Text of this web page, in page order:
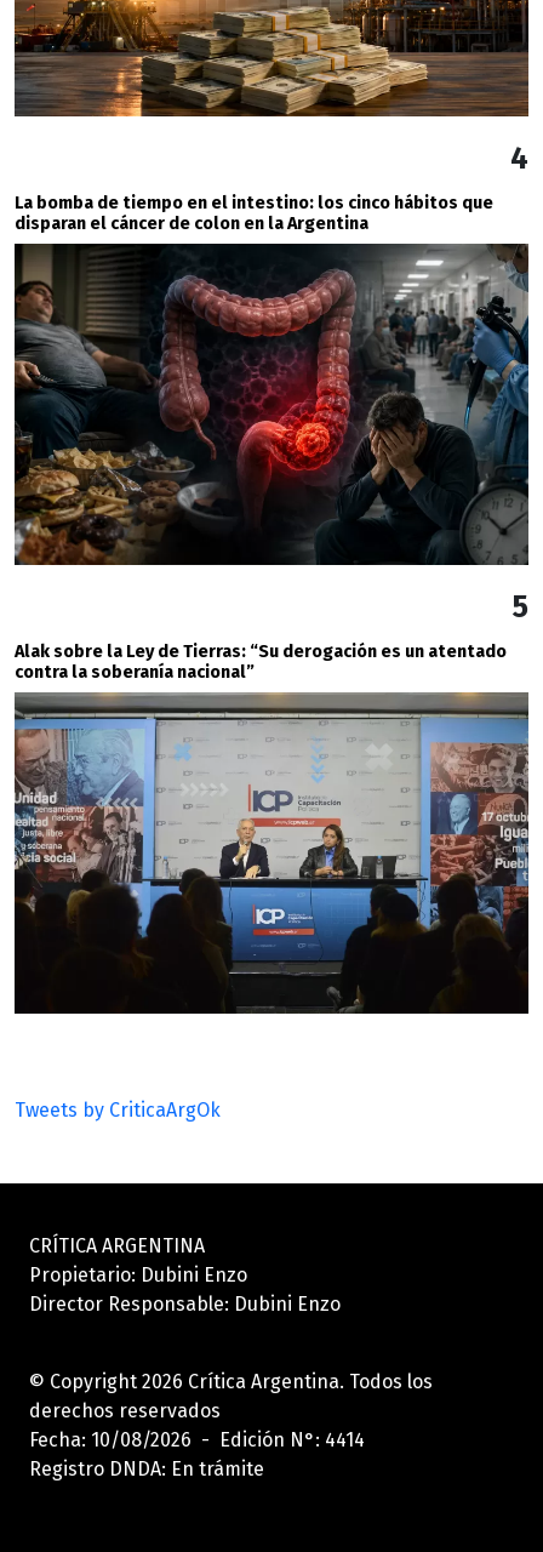
4
La bomba de tiempo en el intestino: los cinco hábitos que
disparan el cáncer de colon en la Argentina
5
Alak sobre la Ley de Tierras: “Su derogación es un atentado
contra la soberanía nacional”
Tweets by CriticaArgOk
CRÍTICA ARGENTINA
Propietario: Dubini Enzo
Director Responsable: Dubini Enzo
© Copyright 2026 Crítica Argentina. Todos los
derechos reservados
Fecha: 10/08/2026 - Edición N°: 4414
Registro DNDA: En trámite